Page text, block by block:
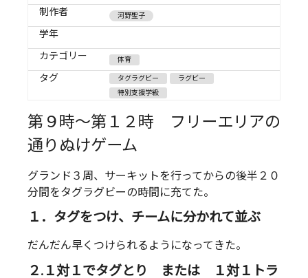
制作者
河野聖子
学年
カテゴリー
体育
タグ タグラグビー
ラグビー
特別支援学級
第９時〜第１２時 フリーエリアの
通りぬけゲーム
グランド３周、サーキットを行ってからの後半２０
分間をタグラグビーの時間に充てた。
１．タグをつけ、チームに分かれて並ぶ
だんだん早くつけられるようになってきた。
２.１対１でタグとり または １対１トラ